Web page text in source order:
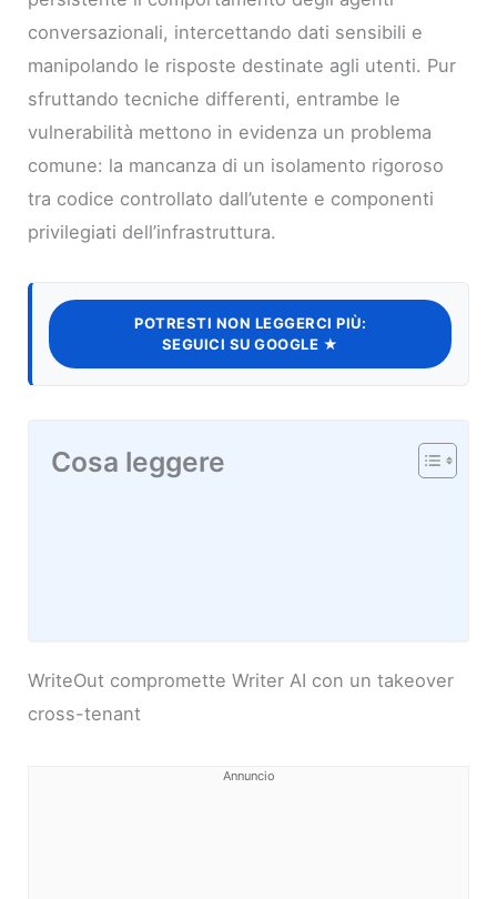
conversazionali, intercettando dati sensibili e
manipolando le risposte destinate agli utenti. Pur
sfruttando tecniche differenti, entrambe le
vulnerabilità mettono in evidenza un problema
comune: la mancanza di un isolamento rigoroso
tra codice controllato dall’utente e componenti
privilegiati dell’infrastruttura.
POTRESTI NON LEGGERCI PIÙ:
SEGUICI SU GOOGLE ★
Cosa leggere
WriteOut compromette Writer AI con un takeover
cross-tenant
Annuncio